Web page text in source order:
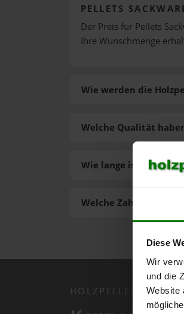
Diese
Wir
und die
Website
PELLETS
Der Preis für Pellets
Ihre Wunschmenge
Wie werden die
Welche
Welche Qualität
Wie lange ist die
HOLZPELLETS.NET